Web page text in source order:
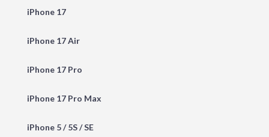
iPhone 17
iPhone 17 Air
iPhone 17 Pro
iPhone 17 Pro Max
iPhone 5 / 5S / SE